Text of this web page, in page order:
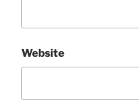
Website